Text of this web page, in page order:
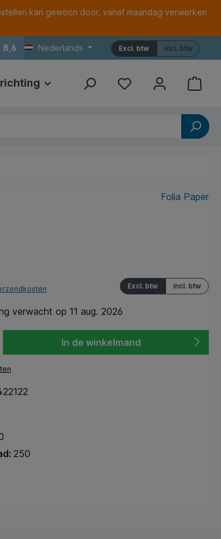
kan gewoon door, vanaf maandag verwerken
8,6 Nederlands Incl. btw
Excl. btw
Print Referenties
Folia Paper
Incl. btw
Excl. btw
verwacht op 11 aug. 2026
In de winkelmand
250